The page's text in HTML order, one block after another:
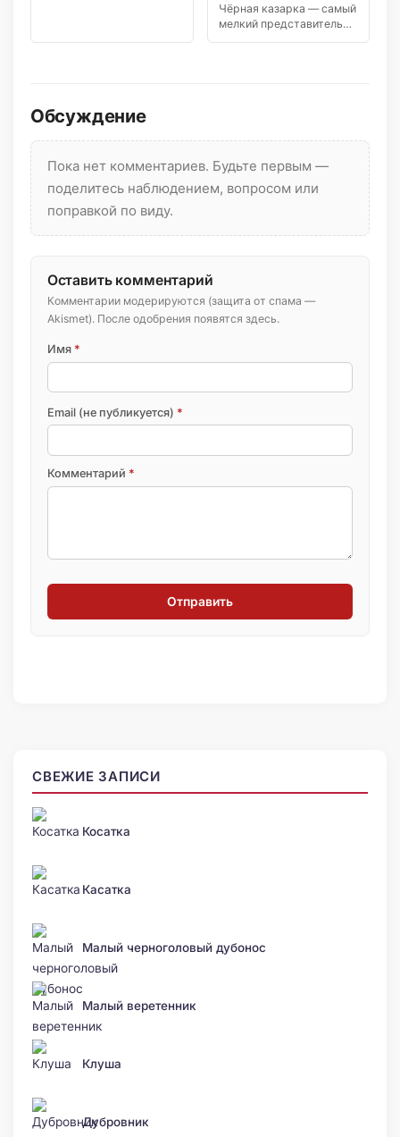
Чёрная казарка — самый
мелкий представитель
Обсуждение
Пока нет комментариев. Будьте первым —
поделитесь наблюдением, вопросом или
поправкой по виду.
Оставить комментарий
Комментарии модерируются (защита от спама —
Akismet). После одобрения появятся здесь.
Имя *
Email (не публикуется) *
Комментарий *
Отправить
СВЕЖИЕ ЗАПИСИ
Косатка
Касатка
Малый черноголовый дубонос
Малый веретенник
Клуша
Дубровник